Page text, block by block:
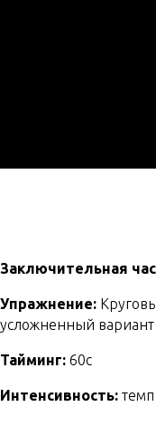
Заключительная
Упражнение:
усложненный вариант
Тайминг: 60с
Интенсивность: